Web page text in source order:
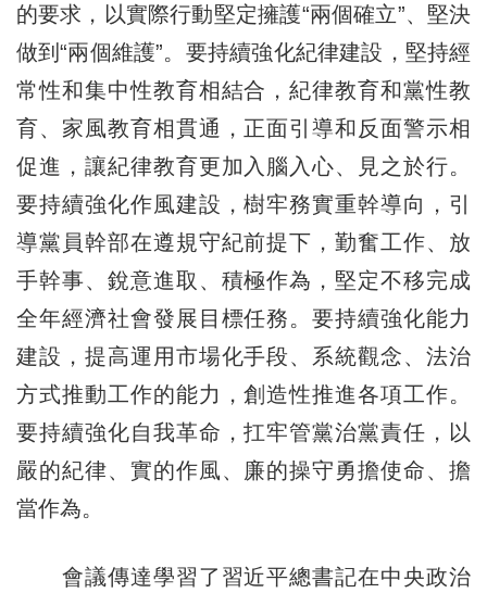
的要求，以實際行動堅定擁護“兩個確立”、堅決
做到“兩個維護”。要持續強化紀律建設，堅持經
常性和集中性教育相結合，紀律教育和黨性教
育、家風教育相貫通，正面引導和反面警示相
促進，讓紀律教育更加入腦入心、見之於行。
要持續強化作風建設，樹牢務實重幹導向，引
導黨員幹部在遵規守紀前提下，勤奮工作、放
手幹事、銳意進取、積極作為，堅定不移完成
全年經濟社會發展目標任務。要持續強化能力
建設，提高運用市場化手段、系統觀念、法治
方式推動工作的能力，創造性推進各項工作。
要持續強化自我革命，扛牢管黨治黨責任，以
嚴的紀律、實的作風、廉的操守勇擔使命、擔
當作為。
會議傳達學習了習近平總書記在中央政治